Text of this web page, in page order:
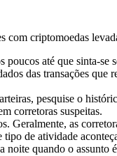
criptomoedas
até que sinta-
das transações que
pesquise o
corretoras suspeitas.
Geralmente, as
de atividade
quando o